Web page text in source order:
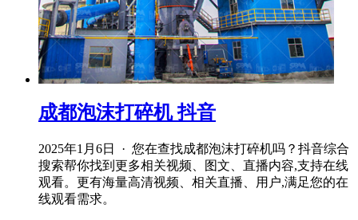
成都泡沫打碎机 抖音
2025年1月6日 · 您在查找成都泡沫打碎机吗？抖音综合
搜索帮你找到更多相关视频、图文、直播内容,支持在线
观看。更有海量高清视频、相关直播、用户,满足您的在
线观看需求。